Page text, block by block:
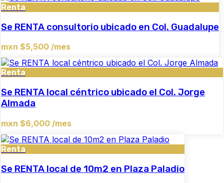
Renta
Se RENTA consultorio ubicado en Col. Guadalupe
mxn $5,500 /mes
Renta
Se RENTA local céntrico ubicado el Col. Jorge
Almada
mxn $6,000 /mes
Renta
Se RENTA local de 10m2 en Plaza Paladio